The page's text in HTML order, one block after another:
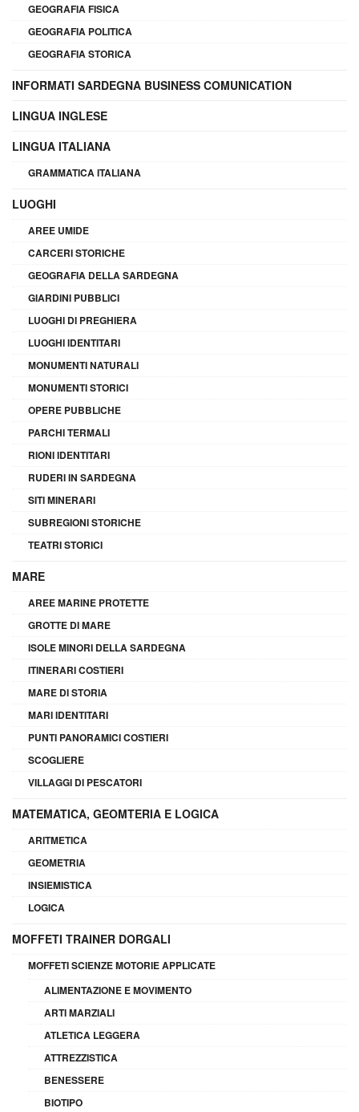
GEOGRAFIA FISICA
GEOGRAFIA POLITICA
GEOGRAFIA STORICA
INFORMATI SARDEGNA BUSINESS COMUNICATION
LINGUA INGLESE
LINGUA ITALIANA
GRAMMATICA ITALIANA
LUOGHI
AREE UMIDE
CARCERI STORICHE
GEOGRAFIA DELLA SARDEGNA
GIARDINI PUBBLICI
LUOGHI DI PREGHIERA
LUOGHI IDENTITARI
MONUMENTI NATURALI
MONUMENTI STORICI
OPERE PUBBLICHE
PARCHI TERMALI
RIONI IDENTITARI
RUDERI IN SARDEGNA
SITI MINERARI
SUBREGIONI STORICHE
TEATRI STORICI
MARE
AREE MARINE PROTETTE
GROTTE DI MARE
ISOLE MINORI DELLA SARDEGNA
ITINERARI COSTIERI
MARE DI STORIA
MARI IDENTITARI
PUNTI PANORAMICI COSTIERI
SCOGLIERE
VILLAGGI DI PESCATORI
MATEMATICA, GEOMTERIA E LOGICA
ARITMETICA
GEOMETRIA
INSIEMISTICA
LOGICA
MOFFETI TRAINER DORGALI
MOFFETI SCIENZE MOTORIE APPLICATE
ALIMENTAZIONE E MOVIMENTO
ARTI MARZIALI
ATLETICA LEGGERA
ATTREZZISTICA
BENESSERE
BIOTIPO